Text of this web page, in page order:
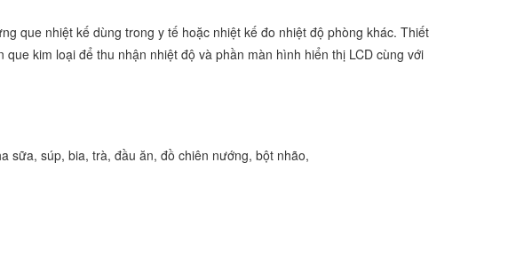
que nhiệt kế dùng trong y tế hoặc nhiệt kế đo nhiệt độ phòng khác. Thiết
kim loại để thu nhận nhiệt độ và phần màn hình hiển thị LCD cùng với
sữa, súp, bia, trà, đầu ăn, đồ chiên nướng, bột nhão,